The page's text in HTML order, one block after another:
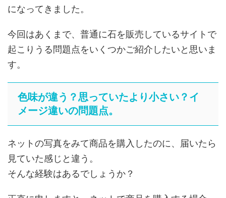
になってきました。
今回はあくまで、普通に石を販売しているサイトで
起こりうる問題点をいくつかご紹介したいと思いま
す。
色味が違う？思っていたより小さい？イ
メージ違いの問題点。
ネットの写真をみて商品を購入したのに、届いたら
見ていた感じと違う。
そんな経験はあるでしょうか？